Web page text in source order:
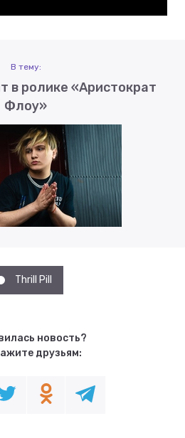
В тему:
в ролике «Аристократ
Флоу»
Thrill Pill
новость?
друзьям: